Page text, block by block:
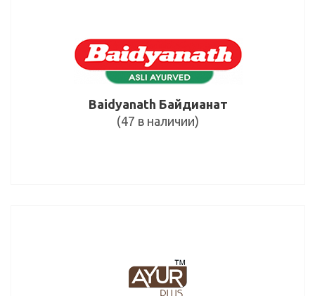
Baidyanath Байдианат
(47 в наличии)